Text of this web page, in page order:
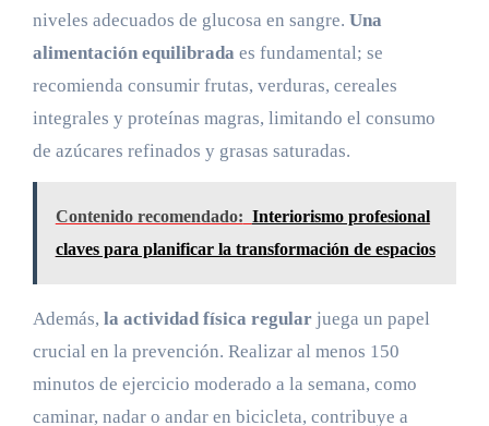
niveles adecuados de glucosa en sangre. Una
alimentación equilibrada es fundamental; se
recomienda consumir frutas, verduras, cereales
integrales y proteínas magras, limitando el consumo
de azúcares refinados y grasas saturadas.
Contenido recomendado: Interiorismo profesional
claves para planificar la transformación de espacios
Además, la actividad física regularjuega un papel
crucial en la prevención. Realizar al menos 150
minutos de ejercicio moderado a la semana, como
caminar, nadar o andar en bicicleta, contribuye a